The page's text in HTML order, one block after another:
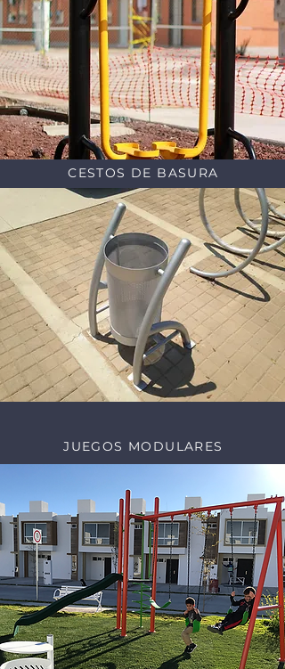
CESTOS DE BASURA
JUEGOS MODULARES